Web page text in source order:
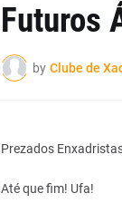
Futuros
by Clube de
Prezados
Até que fim! Ufa!